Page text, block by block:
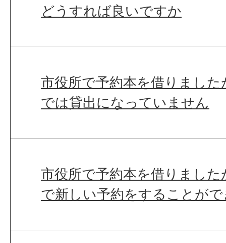
どうすれば良いですか
市役所で予約本を借りまし
では貸出になっていません
市役所で予約本を借りまし
で新しい予約をすることが